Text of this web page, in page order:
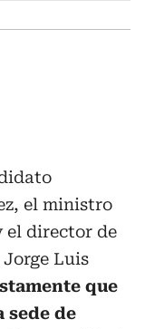
el ministro
el director de
Luis
que
sede de